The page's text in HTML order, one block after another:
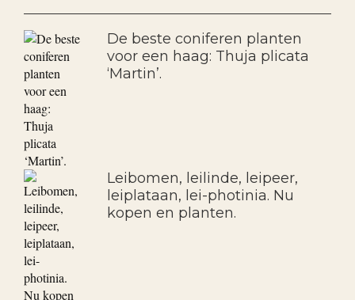
De beste coniferen planten
voor een haag: Thuja plicata
‘Martin’.
Leibomen, leilinde, leipeer,
leiplataan, lei-photinia. Nu
kopen en planten.